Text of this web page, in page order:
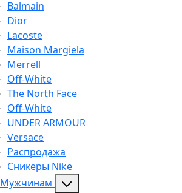
Balmain
Dior
Lacoste
Maison Margiela
Merrell
Off-White
The North Face
Off-White
UNDER ARMOUR
Versace
Распродажа
Сникеры Nike
Мужчинам